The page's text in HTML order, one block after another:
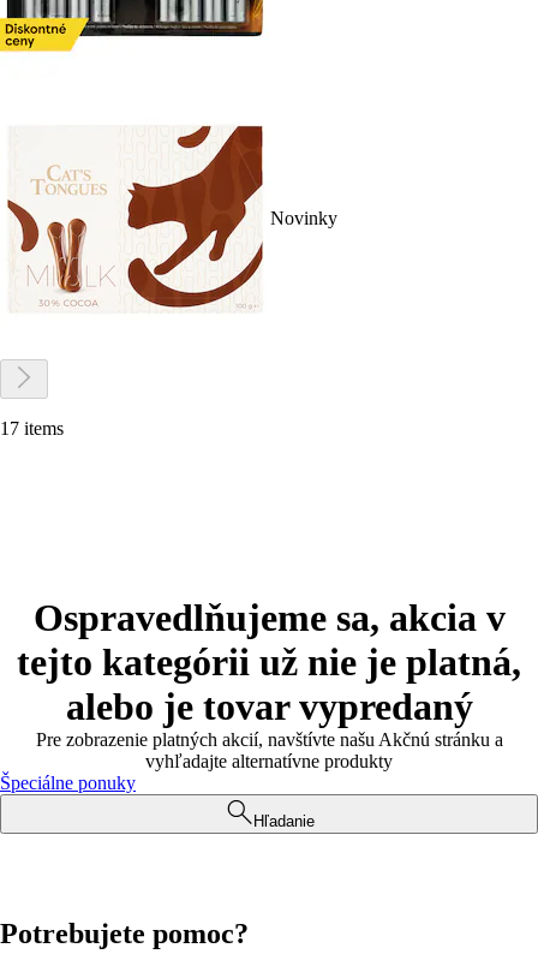
Novinky
17 items
Ospravedlňujeme sa, akcia v
tejto kategórii už nie je platná,
alebo je tovar vypredaný
Pre zobrazenie platných akcií, navštívte našu Akčnú stránku a
vyhľadajte alternatívne produkty
Špeciálne ponuky
Hľadanie
Potrebujete pomoc?